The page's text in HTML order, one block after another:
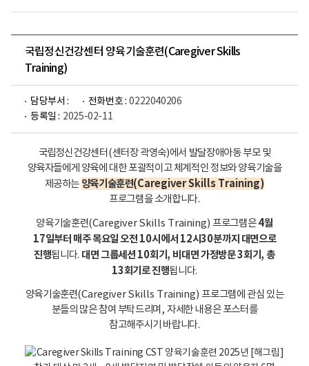
국립정신건강센터 양육기술훈련(Caregiver Skills
Training)
담당부서 : 전화번호 : 0222040206
등록일 : 2025-02-11
국립정신건강센터 (센터장 곽영숙)에서 발달장애아동 부모 및
양육자들에게 양육에 대한 포괄적이고 체계적인 정보와 양육기술을
제공하는 양육기술훈련(Caregiver Skills Training)
프로그램을 소개합니다.
양육기술훈련(Caregiver Skills Training) 프로그램은 4월
17일부터 매주 목요일 오전10시에서 12시30분까지 대면으로
진행됩니다. 대면 그룹세션 10회기 , 비대면 가정방문3회기 ,총
13회기로 진행됩니다.
양육기술훈련(Caregiver Skills Training) 프로그램에 관심 있는
분들의 많은 참여 부탁드리며 , 자세한 내용은 포스터를
참고해주시기 바랍니다.